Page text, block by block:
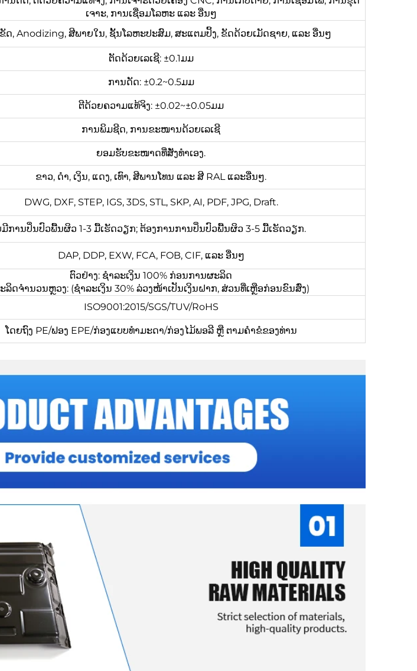
ເຈາະ, ການເຊື່ອມໂລຫະ ແລະ ອື່ນໆ
ດ, Anodizing, ສີພາຍໃນ, ຊັ້ນໂລຫະປະສົມ, ສະແຕມປິ້ງ, ຂັດດ້ວຍເມັດຊາຍ, ແລະ ອື່ນໆ
ຕັດດ້ວຍເລເຊີ: ±0.1ມມ
ການດັດ: ±0.2~0.5ມມ
ຕີດ້ວຍຄວາມແທ້ຈິງ: ±0.02~±0.05ມມ
ການພິມຊີດ, ການຂະໜານດ້ວຍເລເຊີ
ຍອມຮັບຂະໜາດທີ່ສັ່ງທຳເອງ.
ຂາວ, ດຳ, ເງິນ, ແດງ, ເທົາ, ສີພານໂທນ ແລະ ສີ RAL ແລະອື່ນໆ.
DWG, DXF, STEP, IGS, 3DS, STL, SKP, AI, PDF, JPG, Draft.
ການປິ່ນປົວພື້ນຜິວ 1-3 ມື້ເຮັດວຽກ; ຕ້ອງການການປິ່ນປົວພື້ນຜິວ 3-5 ມື້ເຮັດວຽກ.
DAP, DDP, EXW, FCA, FOB, CIF, ແລະ ອື່ນໆ
ຕົວຢ່າງ: ຊຳລະເງິນ 100% ກ່ອນການຜະລິດ
ລິດຈຳນວນຫຼວງ: (ຊຳລະເງິນ 30% ລ່ວງໜ້າເປັນເງິນຝາກ, ສ່ວນທີ່ເຫຼືອກ່ອນຂົນສົ່ງ)
ISO9001:2015/SGS/TUV/RoHS
ໂດຍຖົງ PE/ຟອງ EPE/ກ່ອງແບບທຳມະດາ/ກ່ອງໄມ້ພອລີ ຫຼື ຕາມຄຳຂໍຂອງທ່ານ